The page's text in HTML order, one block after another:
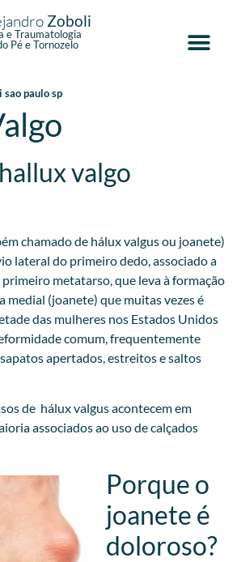
Zoboli
e Traumatologia
Pé e Tornozelo
paulo sp
valgo
chamado de hálux valgus ou joanete)
lateral do primeiro dedo, associado a
metatarso, que leva à formação
medial (joanete) que muitas vezes é
das mulheres nos Estados Unidos
comum, frequentemente
apertados, estreitos e saltos
de hálux valgus acontecem em
associados ao uso de calçados
Porque o
joanete é
doloroso?